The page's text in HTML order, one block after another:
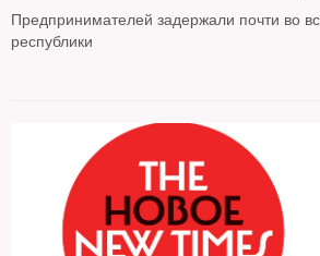
Предпринимателей задержали почти во
республики